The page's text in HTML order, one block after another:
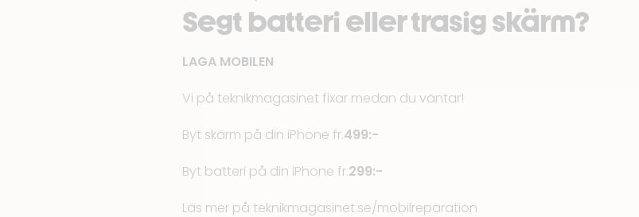
Segt batteri eller trasig skärm?
LAGA MOBILEN
Vi på teknikmagasinet fixar medan du väntar!
Byt skärm på din iPhone fr.499:-
Byt batteri på din iPhone fr.299:-
Läs mer på teknikmagasinet.se/mobilreparation